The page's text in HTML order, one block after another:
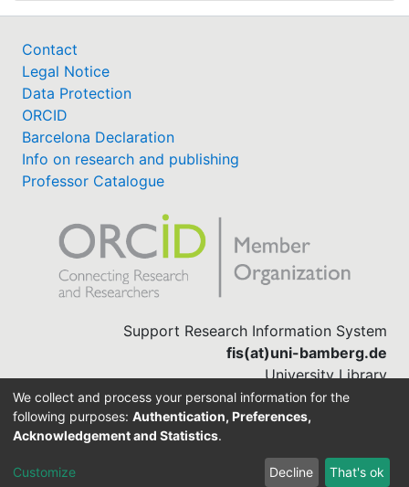
Contact
Legal Notice
Data Protection
ORCID
Barcelona Declaration
Info on research and publishing
Professor Catalogue
Support Research Information System
fis(at)uni-bamberg.de
University Library
(0951) 863-1568
DSpace-CRIS software
We collect and process your personal information for the
following purposes: Authentication, Preferences,
Acknowledgement and Statistics.
Customize Decline That's ok